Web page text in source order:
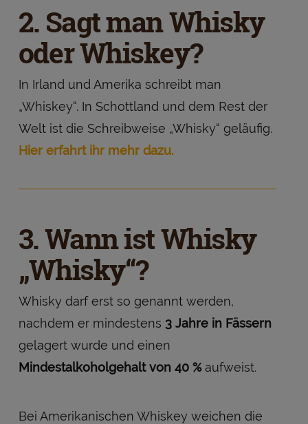
2. Sagt man Whisky
oder Whiskey?
In Irland und Amerika schreibt man
„Whiskey“. In Schottland und dem Rest der
Welt ist die Schreibweise „Whisky“ geläufig.
Hier erfahrt ihr mehr dazu.
3. Wann ist Whisky
„Whisky“?
Whisky darf erst so genannt werden,
nachdem er mindestens 3 Jahre in Fässern
gelagert wurde und einen
Mindestalkoholgehalt von 40 %aufweist.
Bei Amerikanischen Whiskey weichen die